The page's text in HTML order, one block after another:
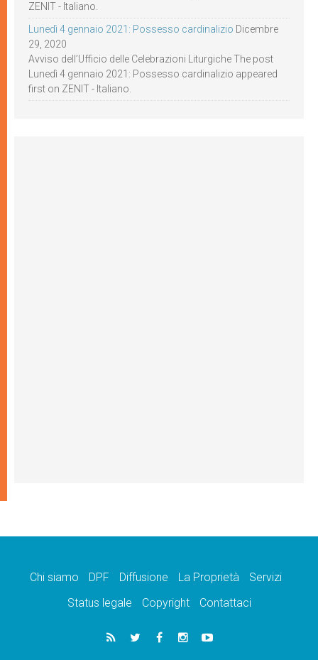
ZENIT - Italiano.
Lunedì 4 gennaio 2021: Possesso cardinalizio Dicembre
29, 2020
Avviso dell’Ufficio delle Celebrazioni Liturgiche The post
Lunedì 4 gennaio 2021: Possesso cardinalizio appeared
first on ZENIT - Italiano.
Chi siamo DPF Diffusione La Proprietà
Servizi
Status legale
Copyright Contattaci